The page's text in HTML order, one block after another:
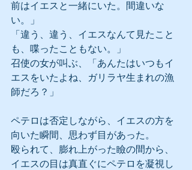
前はイエスと一緒にいた。間違いな
い。」
「違う、違う、イエスなんて見たこと
も、喋ったこともない。」
召使の女が叫ぶ、「あんたはいつもイ
エスをいたよね、ガリラヤ生まれの漁
師だろ？」
ペテロは否定しながら、イエスの方を
向いた瞬間、思わず目があった。
殴られて、膨れ上がった瞼の間から、
イエスの目は真直ぐにペテロを凝視し